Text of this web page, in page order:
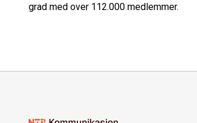
grad med over 112.000 medlemmer.